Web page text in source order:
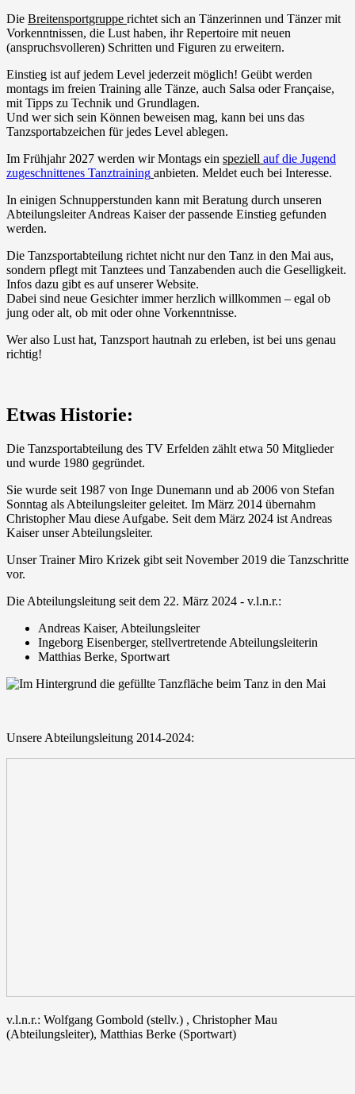
Die Breitensportgruppe richtet sich an Tänzerinnen und Tänzer mit
Vorkenntnissen, die Lust haben, ihr Repertoire mit neuen
(anspruchsvolleren) Schritten und Figuren zu erweitern.
Einstieg ist auf jedem Level jederzeit möglich! Geübt werden
montags im freien Training alle Tänze, auch Salsa oder Française,
mit Tipps zu Technik und Grundlagen.
Und wer sich sein Können beweisen mag, kann bei uns das
Tanzsportabzeichen für jedes Level ablegen.
Im Frühjahr 2027 werden wir Montags ein speziell auf die Jugend
zugeschnittenes Tanztraining anbieten. Meldet euch bei Interesse.
In einigen Schnupperstunden kann mit Beratung durch unseren
Abteilungsleiter Andreas Kaiser der passende Einstieg gefunden
werden.
Die Tanzsportabteilung richtet nicht nur den Tanz in den Mai aus,
sondern pflegt mit Tanztees und Tanzabenden auch die Geselligkeit.
Infos dazu gibt es auf unserer Website.
Dabei sind neue Gesichter immer herzlich willkommen – egal ob
jung oder alt, ob mit oder ohne Vorkenntnisse.
Wer also Lust hat, Tanzsport hautnah zu erleben, ist bei uns genau
richtig!
Etwas Historie:
Die Tanzsportabteilung des TV Erfelden zählt etwa 50 Mitglieder
und wurde 1980 gegründet.
Sie wurde seit 1987 von Inge Dunemann und ab 2006 von Stefan
Sonntag als Abteilungsleiter geleitet. Im März 2014 übernahm
Christopher Mau diese Aufgabe. Seit dem März 2024 ist Andreas
Kaiser unser Abteilungsleiter.
Unser Trainer Miro Krizek gibt seit November 2019 die Tanzschritte
vor.
Die Abteilungsleitung seit dem 22. März 2024 - v.l.n.r.:
Andreas Kaiser, Abteilungsleiter
Ingeborg Eisenberger, stellvertretende Abteilungsleiterin
Matthias Berke, Sportwart
Unsere Abteilungsleitung 2014-2024:
v.l.n.r.: Wolfgang Gombold (stellv.) , Christopher Mau
(Abteilungsleiter), Matthias Berke (Sportwart)